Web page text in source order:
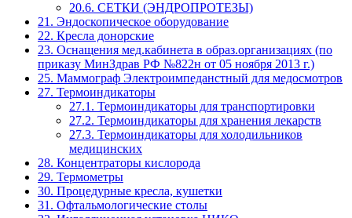
20.6. СЕТКИ (ЭНДРОПРОТЕЗЫ)
21. Эндоскопическое оборудование
22. Кресла донорские
23. Оснащения мед.кабинета в образ.организациях (по
приказу МинЗдрав РФ №822н от 05 ноября 2013 г.)
25. Маммограф Электроимпеданстный для медосмотров
27. Термоиндикаторы
27.1. Термоиндикаторы для транспортировки
27.2. Термоиндикаторы для хранения лекарств
27.3. Термоиндикаторы для холодильников
медицинских
28. Концентраторы кислорода
29. Термометры
30. Процедурные кресла, кушетки
31. Офтальмологические столы